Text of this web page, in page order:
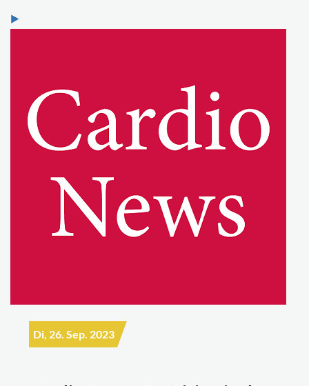
Di, 26. Sep. 2023